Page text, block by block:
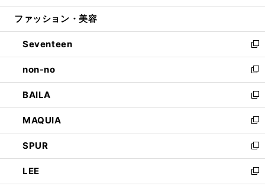
開
ウ
開
く
ン
ウ
で
開
く
ウ
ン
ド
ウ
で
開
く
ファッション・美容
Seventeen
新
し
い
ウ
ィ
ン
ド
ウ
で
開
く
non-no
新
し
い
ウ
ィ
ン
ド
ウ
で
開
BAILA
新
し
い
ウ
ィ
ン
ド
MAQUIA
新
し
い
ウ
ィ
SPUR
新
し
い
LEE
新